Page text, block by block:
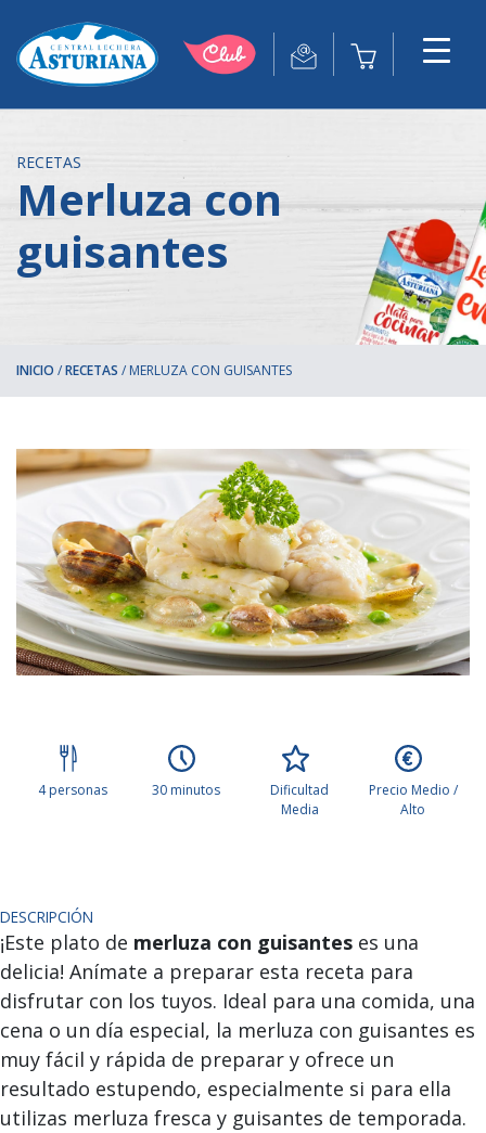
RECETAS
Merluza con
guisantes
INICIO /RECETAS / MERLUZA CON GUISANTES
4 personas 30 minutos
Dificultad
Media
Precio Medio /
Alto
DESCRIPCIÓN
¡Este plato de merluza con guisantes es una
delicia! Anímate a preparar esta receta para
disfrutar con los tuyos. Ideal para una comida, una
cena o un día especial, la merluza con guisantes es
muy fácil y rápida de preparar y ofrece un
resultado estupendo, especialmente si para ella
utilizas merluza fresca y guisantes de temporada.